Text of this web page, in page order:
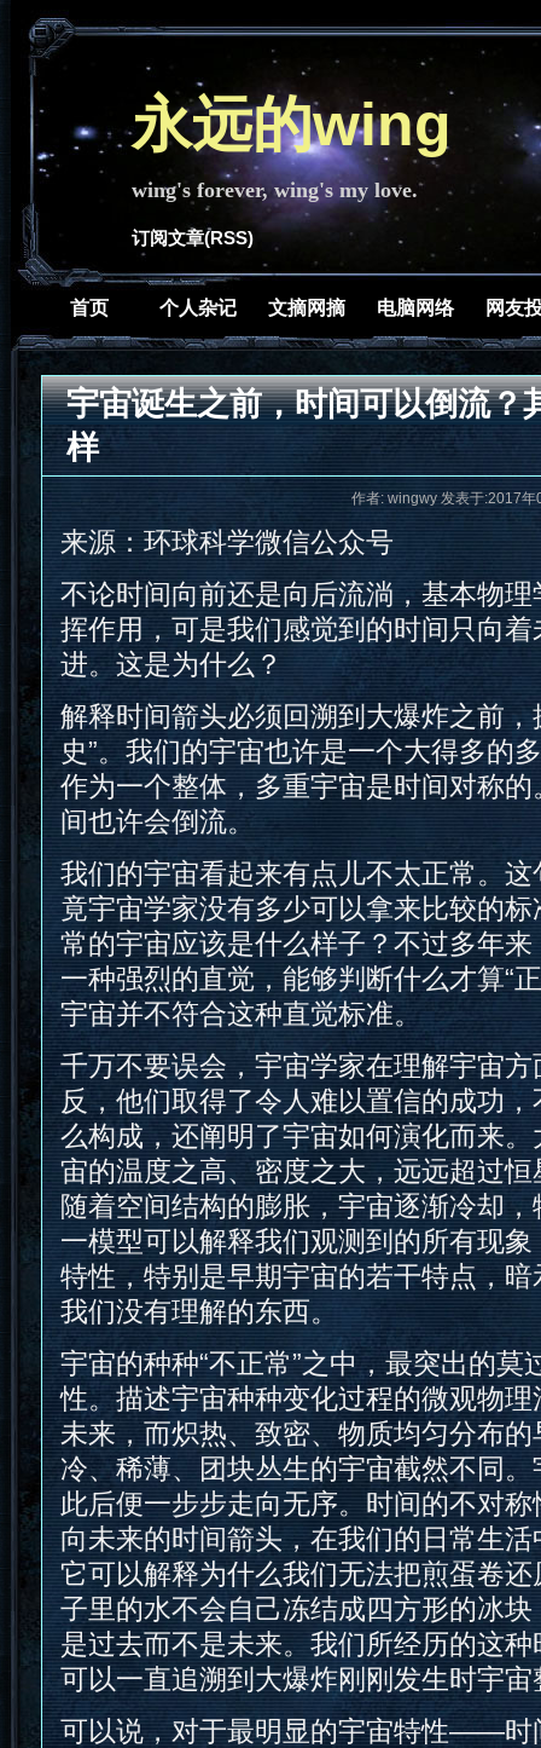
永远的wing
wing's forever, wing's my love.
订阅文章(RSS)
首页 个人杂记 文摘网摘 电脑网络 网友
宇宙诞生之前，时间可以倒流？
样
作者: wingwy 发表于:2017
来源：环球科学微信公众号
不论时间向前还是向后流淌，基本物
挥作用，可是我们感觉到的时间只向
进。这是为什么？
解释时间箭头必须回溯到大爆炸之前，
史”。我们的宇宙也许是一个大得多的
作为一个整体，多重宇宙是时间对称
间也许会倒流。
我们的宇宙看起来有点儿不太正常。
竟宇宙学家没有多少可以拿来比较的
常的宇宙应该是什么样子？不过多年
一种强烈的直觉，能够判断什么才算“
宇宙并不符合这种直觉标准。
千万不要误会，宇宙学家在理解宇宙
反，他们取得了令人难以置信的成功
么构成，还阐明了宇宙如何演化而来
宙的温度之高、密度之大，远远超过
随着空间结构的膨胀，宇宙逐渐冷却
一模型可以解释我们观测到的所有现
特性，特别是早期宇宙的若干特点，
我们没有理解的东西。
宇宙的种种“不正常”之中，最突出的莫
性。描述宇宙种种变化过程的微观物
未来，而炽热、致密、物质均匀分布
冷、稀薄、团块丛生的宇宙截然不同
此后便一步步走向无序。时间的不对
向未来的时间箭头，在我们的日常生
它可以解释为什么我们无法把煎蛋卷
子里的水不会自己冻结成四方形的冰
是过去而不是未来。我们所经历的这
可以一直追溯到大爆炸刚刚发生时宇
可以说，对于最明显的宇宙特性——时